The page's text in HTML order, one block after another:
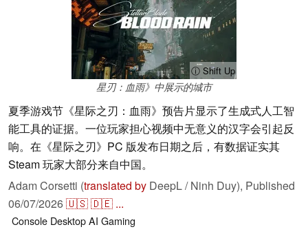
ⓘ Shift Up
星刃：血雨》中展示的城市
夏季游戏节《星际之刃：血雨》预告片显示了生成式人工智
能工具的证据。一位玩家担心视频中无意义的汉字会引起反
响。在《星际之刃》PC 版发布日期之后，有数据证实其
Steam 玩家大部分来自中国。
Adam Corsetti (translated by DeepL / Ninh Duy), Published
06/07/2026🇺🇸🇩🇪 ...
Console DesktopAI Gaming